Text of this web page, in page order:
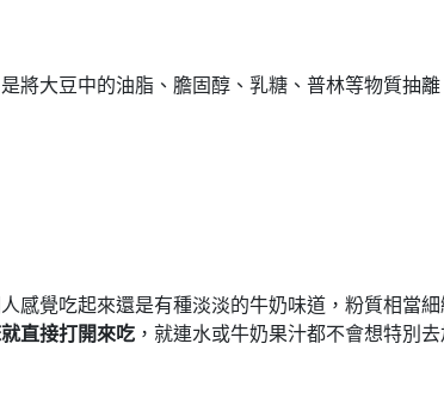
將大豆中的油脂、膽固醇、乳糖、普林等物質抽
感覺吃起來還是有種淡淡的牛奶味道，粉質相當
直接打開來吃 ，就連水或牛奶果汁都不會想特別